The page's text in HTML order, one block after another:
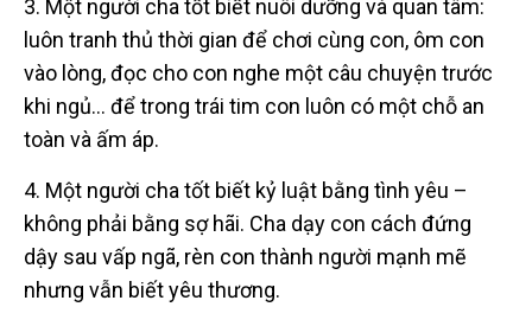
3. Một người cha tốt biết nuôi dưỡng và quan tâm:
luôn tranh thủ thời gian để chơi cùng con, ôm con
vào lòng, đọc cho con nghe một câu chuyện trước
khi ngủ… để trong trái tim con luôn có một chỗ an
toàn và ấm áp.
4. Một người cha tốt biết kỷ luật bằng tình yêu –
không phải bằng sợ hãi. Cha dạy con cách đứng
dậy sau vấp ngã, rèn con thành người mạnh mẽ
nhưng vẫn biết yêu thương.